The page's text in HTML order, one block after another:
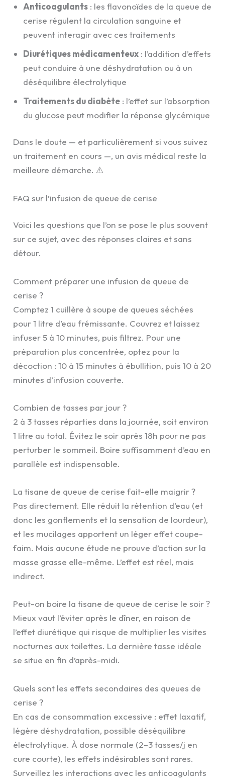
Anticoagulants : les flavonoïdes de la queue de
cerise régulent la circulation sanguine et
peuvent interagir avec ces traitements
Diurétiques médicamenteux : l’addition d’effets
peut conduire à une déshydratation ou à un
déséquilibre électrolytique
Traitements du diabète : l’effet sur l’absorption
du glucose peut modifier la réponse glycémique
Dans le doute — et particulièrement si vous suivez
un traitement en cours —, un avis médical reste la
meilleure démarche. ⚠️
FAQ sur l’infusion de queue de cerise
Voici les questions que l’on se pose le plus souvent
sur ce sujet, avec des réponses claires et sans
détour.
Comment préparer une infusion de queue de
cerise ?
Comptez 1 cuillère à soupe de queues séchées
pour 1 litre d’eau frémissante. Couvrez et laissez
infuser 5 à 10 minutes, puis filtrez. Pour une
préparation plus concentrée, optez pour la
décoction : 10 à 15 minutes à ébullition, puis 10 à 20
minutes d’infusion couverte.
Combien de tasses par jour ?
2 à 3 tasses réparties dans la journée, soit environ
1 litre au total. Évitez le soir après 18h pour ne pas
perturber le sommeil. Boire suffisamment d’eau en
parallèle est indispensable.
La tisane de queue de cerise fait-elle maigrir ?
Pas directement. Elle réduit la rétention d’eau (et
donc les gonflements et la sensation de lourdeur),
et les mucilages apportent un léger effet coupe-
faim. Mais aucune étude ne prouve d’action sur la
masse grasse elle-même. L’effet est réel, mais
indirect.
Peut-on boire la tisane de queue de cerise le soir ?
Mieux vaut l’éviter après le dîner, en raison de
l’effet diurétique qui risque de multiplier les visites
nocturnes aux toilettes. La dernière tasse idéale
se situe en fin d’après-midi.
Quels sont les effets secondaires des queues de
cerise ?
En cas de consommation excessive : effet laxatif,
légère déshydratation, possible déséquilibre
électrolytique. À dose normale (2–3 tasses/j en
cure courte), les effets indésirables sont rares.
Surveillez les interactions avec les anticoagulants